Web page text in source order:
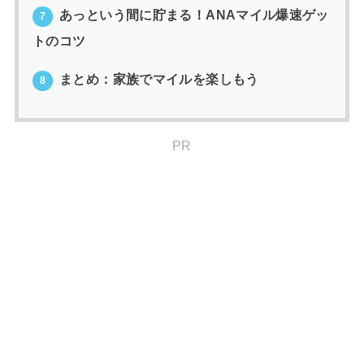
7
あっという間に貯まる！ANAマイル爆速ゲッ
トのコツ
8 まとめ：家族でマイルを楽しもう
PR